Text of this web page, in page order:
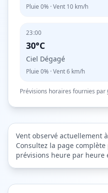
Pluie 0% · Vent 10 km/h
23:00
30°C
Ciel Dégagé
Pluie 0% · Vent6 km/h
Prévisions horaires fournies par
Vent observé actuellement à
Consultez la page
prévisions heure par heure